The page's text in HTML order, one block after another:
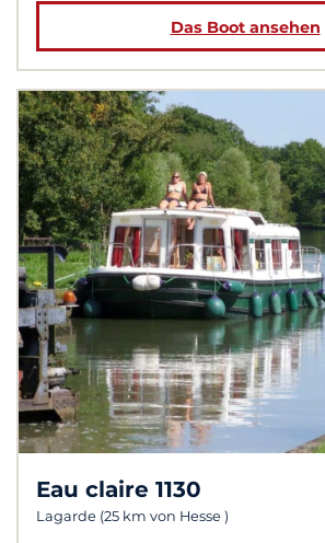
Das Boot ansehen
Eau claire 1130
Lagarde (25 km von Hesse )